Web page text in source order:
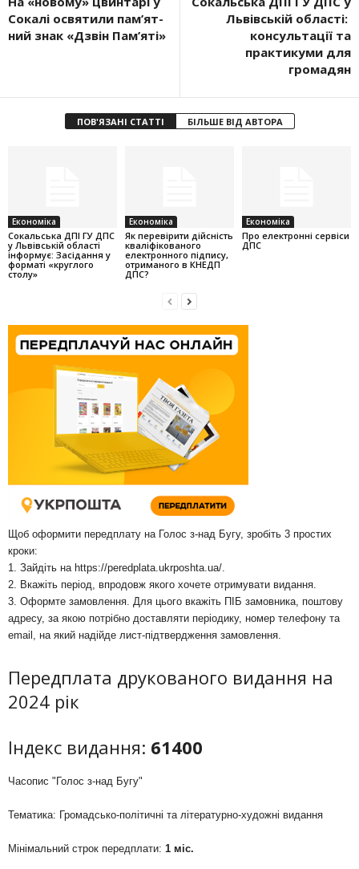
Сокалі освятили пам’ят­
ний знак «Дзвін Пам’яті»
Львівській області:
консультації та
практикуми для
громадян
ПОВ'ЯЗАНІ СТАТТІ БІЛЬШЕ ВІД АВТОРА
Економіка
Cокальська ДПІ ГУ ДПС
у Львівській області
інформує: Засідання у
форматі «круглого
столу»
Економіка
Як перевірити дійсність
кваліфікованого
електронного підпису,
отриманого в КНЕДП
ДПС?
Економіка
Про електронні сервіси
ДПС
Щоб оформити передплату на Голос з-над Бугу, зробіть 3 простих
кроки:
1. Зайдіть на https://peredplata.ukrposhta.ua/
2. Вкажіть період, впродовж якого хочете отримувати видання.
3. Оформте замовлення. Для цього вкажіть ПІБ замовника, поштову
адресу, за якою потрібно доставляти періодику, номер телефону та
email, на який надійде лист-підтвердження замовлення.
Передплата друкованого видання на
2024 рік
Індекс видання: 61400
Часопис "Голос з-над Бугу"
Тематика: Громадсько-політичні та літературно-художні видання
Мінімальний строк передплати: 1 міс.